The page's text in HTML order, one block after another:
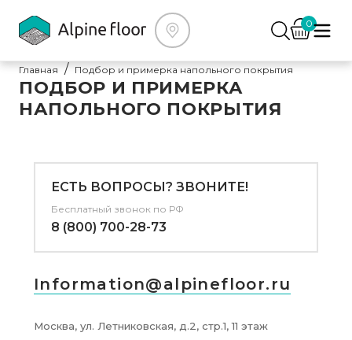
0
Главная Подбор и примерка напольного покрытия
ПОДБОР И ПРИМЕРКА
НАПОЛЬНОГО ПОКРЫТИЯ
ЕСТЬ ВОПРОСЫ? ЗВОНИТЕ!
Бесплатный звонок по РФ
8 (800) 700-28-73
Information@alpinefloor.ru
Москва, ул. Летниковская, д.2, стр.1, 11 этаж